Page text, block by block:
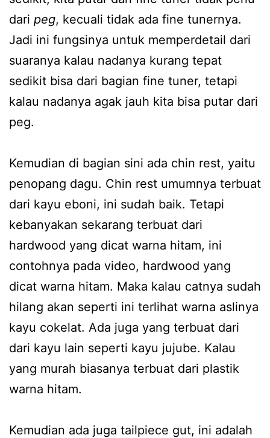
dari peg, kecuali tidak ada fine tunernya.
Jadi ini fungsinya untuk memperdetail dari
suaranya kalau nadanya kurang tepat
sedikit bisa dari bagian fine tuner, tetapi
kalau nadanya agak jauh kita bisa putar dari
peg.
Kemudian di bagian sini ada chin rest, yaitu
penopang dagu. Chin rest umumnya terbuat
dari kayu eboni, ini sudah baik. Tetapi
kebanyakan sekarang terbuat dari
hardwood yang dicat warna hitam, ini
contohnya pada video, hardwood yang
dicat warna hitam. Maka kalau catnya sudah
hilang akan seperti ini terlihat warna aslinya
kayu cokelat. Ada juga yang terbuat dari
dari kayu lain seperti kayu jujube. Kalau
yang murah biasanya terbuat dari plastik
warna hitam.
Kemudian ada juga tailpiece gut, ini adalah